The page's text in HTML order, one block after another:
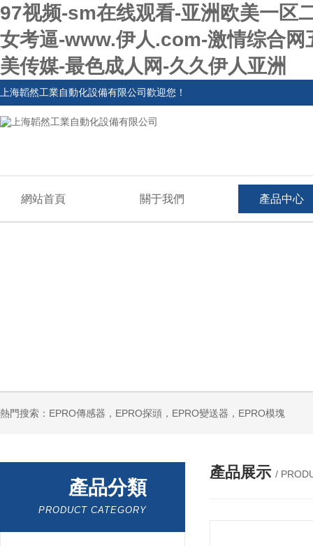
97视频-sm在线观看-亚洲欧美一区
女考逼-www.伊人.com-激情综合
美传媒-最色成人网-久久伊人亚洲
上海韜然工業自動化設備有限公司歡迎您！
網站首頁 關于我們 產品中心
熱門搜索：EPRO傳感器，EPRO探頭，EPRO變送器，EPRO模塊
產品分類
PRODUCT CATEGORY
產品展示 /